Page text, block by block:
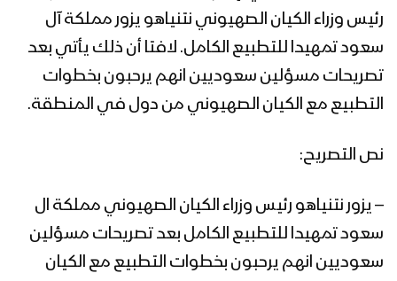
رئيس وزراء الكيان الصهيوني نتنياهو يزور مملكة آل
سعود تمهيدا للتطبيع الكامل. لافتا أن ذلك يأتي بعد
تصريحات مسؤلين سعوديين انهم يرحبون بخطوات
التطبيع مع الكيان الصهيوني من دول في المنطقة.
نص التصريح:
– يزور نتنياهو رئيس وزراء الكيان الصهيوني مملكة ال
سعود تمهيدا للتطبيع الكامل بعد تصريحات مسؤلين
سعوديين انهم يرحبون بخطوات التطبيع مع الكيان